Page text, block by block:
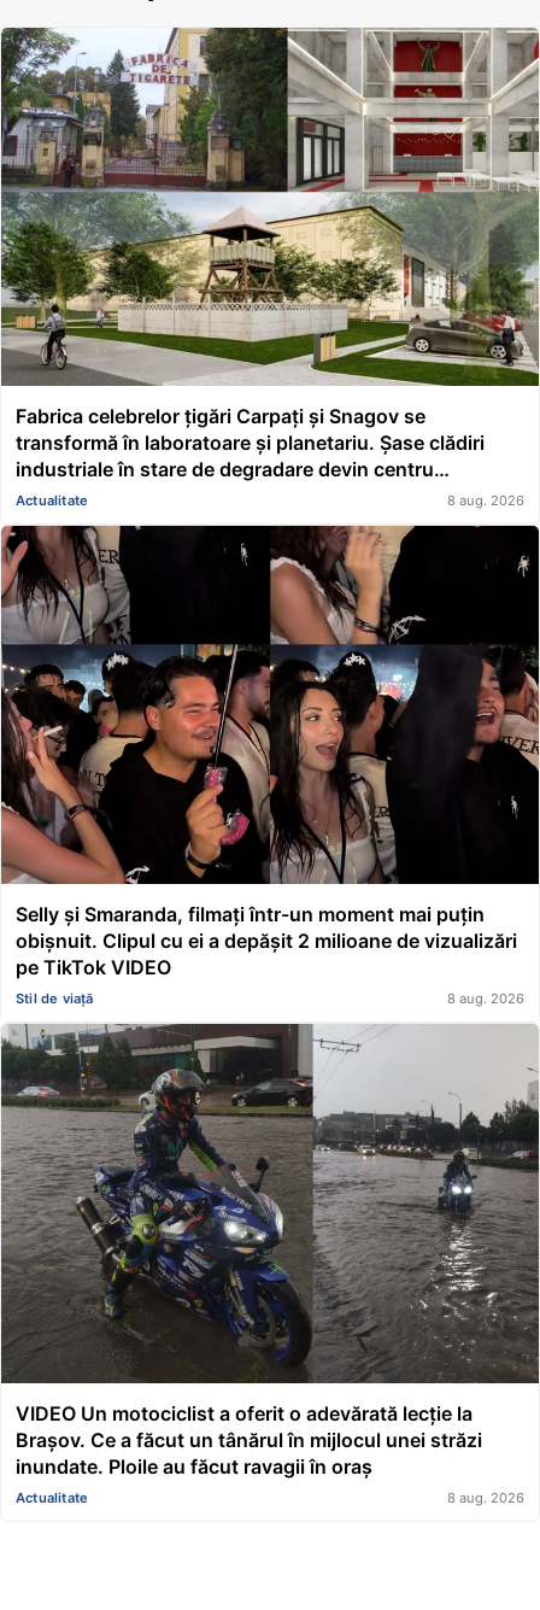
Fabrica celebrelor țigări Carpați și Snagov se
transformă în laboratoare și planetariu. Șase clădiri
industriale în stare de degradare devin centru
educațional și științific
Actualitate 8 aug. 2026
Selly și Smaranda, filmați într-un moment mai puțin
obișnuit. Clipul cu ei a depășit 2 milioane de vizualizări
pe TikTok VIDEO
Stil de viață 8 aug. 2026
VIDEO Un motociclist a oferit o adevărată lecție la
Brașov. Ce a făcut un tânărul în mijlocul unei străzi
inundate. Ploile au făcut ravagii în oraș
Actualitate 8 aug. 2026